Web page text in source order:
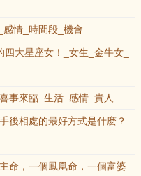
情_時間段_機會
大星座女！_女生_金牛女_
事來臨_生活_感情_貴人
後相處的最好方式是什麽？_
命，一個鳳凰命，一個富婆